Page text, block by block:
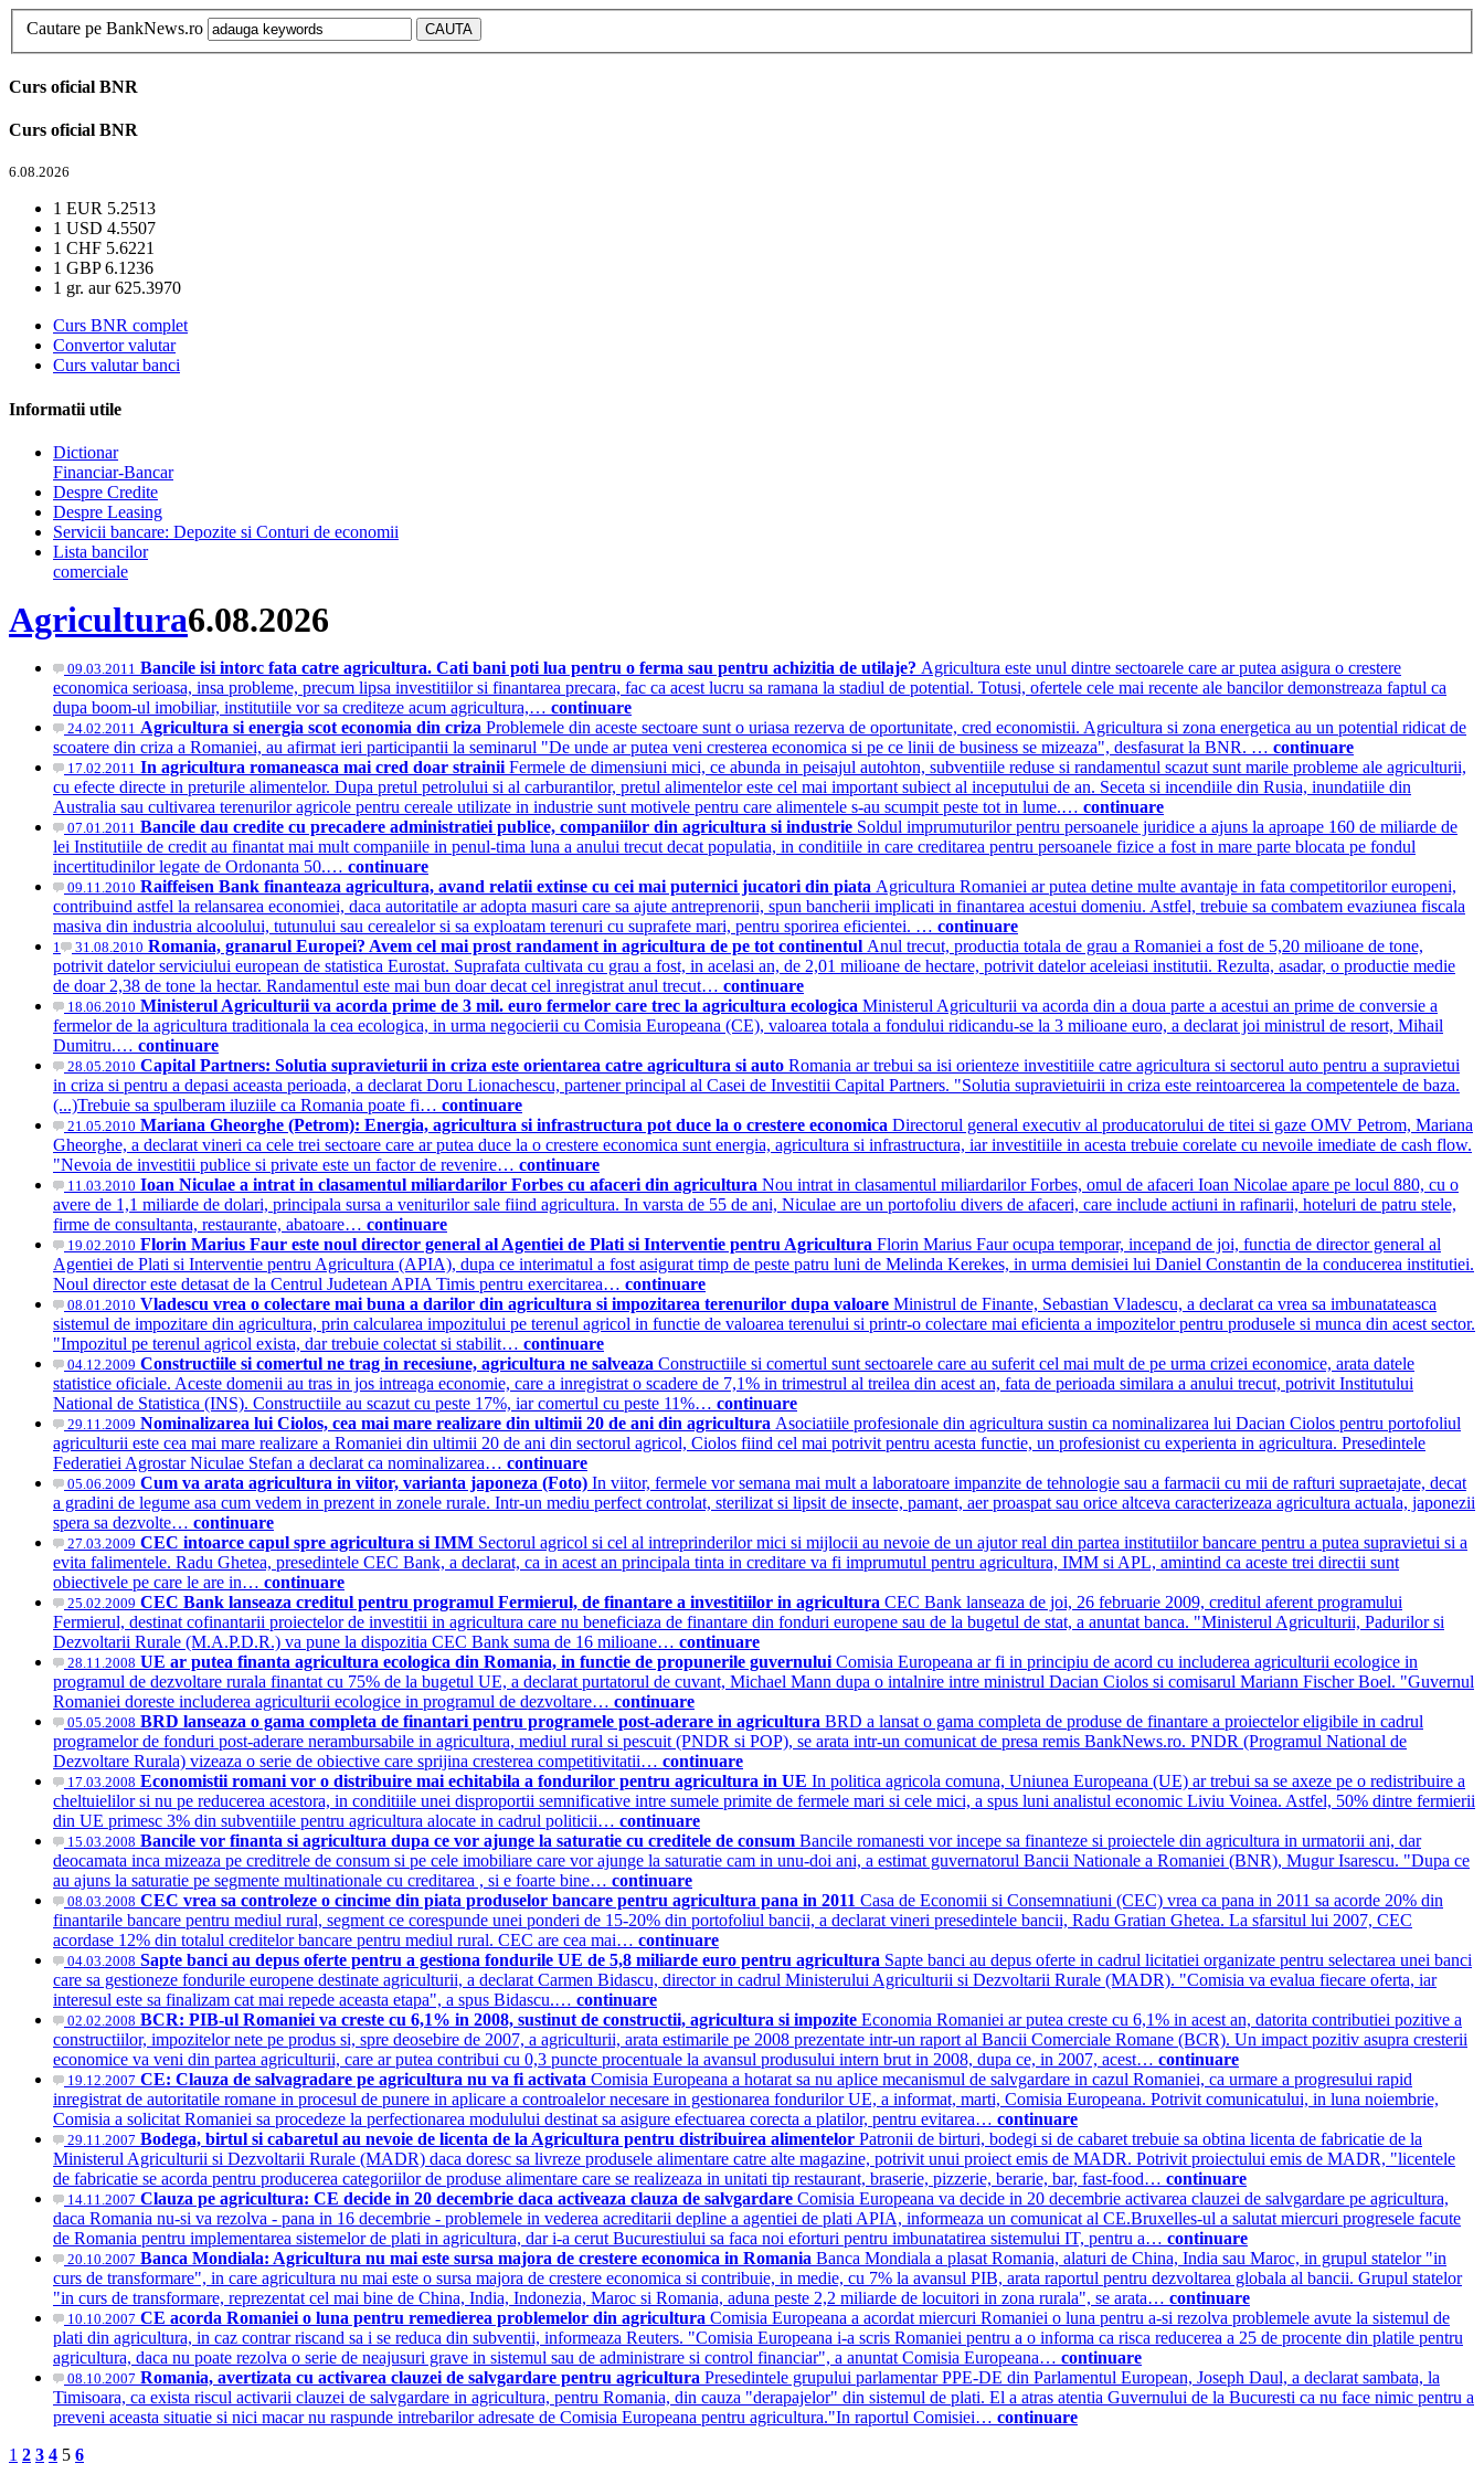
Cautare pe BankNews.ro
Curs oficial BNR
Curs oficial BNR
6.08.2026
1 EUR 5.2513
1 USD 4.5507
1 CHF 5.6221
1 GBP6.1236
1 gr. aur625.3970
Curs BNR complet
Convertor valutar
Curs valutar banci
Informatii utile
Dictionar
Financiar-Bancar
Despre Credite
Despre Leasing
Servicii bancare: Depozite si Conturi de economii
Lista bancilor
comerciale
Agricultura6.08.2026
09.03.2011 Bancile isi intorc fata catre agricultura. Cati bani poti lua pentru o ferma sau pentru achizitia de utilaje? Agricultura este unul dintre sectoarele care ar putea asigura o crestere
economica serioasa, insa probleme, precum lipsa investitiilor si finantarea precara, fac ca acest lucru sa ramana la stadiul de potential. Totusi, ofertele cele mai recente ale bancilor demonstreaza faptul ca
dupa boom-ul imobiliar, institutiile vor sa crediteze acum agricultura,… continuare
24.02.2011 Agricultura si energia scot economia din criza Problemele din aceste sectoare sunt o uriasa rezerva de oportunitate, cred economistii. Agricultura si zona energetica au un potential ridicat de
scoatere din criza a Romaniei, au afirmat ieri participantii la seminarul "De unde ar putea veni cresterea economica si pe ce linii de business se mizeaza", desfasurat la BNR. … continuare
17.02.2011 In agricultura romaneasca mai cred doar strainii Fermele de dimensiuni mici, ce abunda in peisajul autohton, subventiile reduse si randamentul scazut sunt marile probleme ale agriculturii,
cu efecte directe in preturile alimentelor. Dupa pretul petrolului si al carburantilor, pretul alimentelor este cel mai important subiect al inceputului de an. Seceta si incendiile din Rusia, inundatiile din
Australia sau cultivarea terenurilor agricole pentru cereale utilizate in industrie sunt motivele pentru care alimentele s-au scumpit peste tot in lume.… continuare
07.01.2011 Bancile dau credite cu precadere administratiei publice, companiilor din agricultura si industrie Soldul imprumuturilor pentru persoanele juridice a ajuns la aproape 160 de miliarde de
lei Institutiile de credit au finantat mai mult companiile in penul-tima luna a anului trecut decat populatia, in conditiile in care creditarea pentru persoanele fizice a fost in mare parte blocata pe fondul
incertitudinilor legate de Ordonanta 50.… continuare
09.11.2010 Raiffeisen Bank finanteaza agricultura, avand relatii extinse cu cei mai puternici jucatori din piata Agricultura Romaniei ar putea detine multe avantaje in fata competitorilor europeni,
contribuind astfel la relansarea economiei, daca autoritatile ar adopta masuri care sa ajute antreprenorii, spun bancherii implicati in finantarea acestui domeniu. Astfel, trebuie sa combatem evaziunea fiscala
masiva din industria alcoolului, tutunului sau cerealelor si sa exploatam terenuri cu suprafete mari, pentru sporirea eficientei. … continuare
1 31.08.2010 Romania, granarul Europei? Avem cel mai prost randament in agricultura de pe tot continentul Anul trecut, productia totala de grau a Romaniei a fost de 5,20 milioane de tone,
potrivit datelor serviciului european de statistica Eurostat. Suprafata cultivata cu grau a fost, in acelasi an, de 2,01 milioane de hectare, potrivit datelor aceleiasi institutii. Rezulta, asadar, o productie medie
de doar 2,38 de tone la hectar. Randamentul este mai bun doar decat cel inregistrat anul trecut… continuare
18.06.2010 Ministerul Agriculturii va acorda prime de 3 mil. euro fermelor care trec la agricultura ecologica Ministerul Agriculturii va acorda din a doua parte a acestui an prime de conversie a
fermelor de la agricultura traditionala la cea ecologica, in urma negocierii cu Comisia Europeana (CE), valoarea totala a fondului ridicandu-se la 3 milioane euro, a declarat joi ministrul de resort, Mihail
Dumitru.… continuare
28.05.2010 Capital Partners: Solutia supravieturii in criza este orientarea catre agricultura si auto Romania ar trebui sa isi orienteze investitiile catre agricultura si sectorul auto pentru a supravietui
in criza si pentru a depasi aceasta perioada, a declarat Doru Lionachescu, partener principal al Casei de Investitii Capital Partners. "Solutia supravietuirii in criza este reintoarcerea la competentele de baza.
(...)Trebuie sa spulberam iluziile ca Romania poate fi… continuare
21.05.2010 Mariana Gheorghe (Petrom): Energia, agricultura si infrastructura pot duce la o crestere economica Directorul general executiv al producatorului de titei si gaze OMV Petrom, Mariana
Gheorghe, a declarat vineri ca cele trei sectoare care ar putea duce la o crestere economica sunt energia, agricultura si infrastructura, iar investitiile in acesta trebuie corelate cu nevoile imediate de cash flow.
"Nevoia de investitii publice si private este un factor de revenire… continuare
11.03.2010 Ioan Niculae a intrat in clasamentul miliardarilor Forbes cu afaceri din agricultura Nou intrat in clasamentul miliardarilor Forbes, omul de afaceri Ioan Nicolae apare pe locul 880, cu o
avere de 1,1 miliarde de dolari, principala sursa a veniturilor sale fiind agricultura. In varsta de 55 de ani, Niculae are un portofoliu divers de afaceri, care include actiuni in rafinarii, hoteluri de patru stele,
firme de consultanta, restaurante, abatoare… continuare
19.02.2010 Florin Marius Faur este noul director general al Agentiei de Plati si Interventie pentru Agricultura Florin Marius Faur ocupa temporar, incepand de joi, functia de director general al
Agentiei de Plati si Interventie pentru Agricultura (APIA), dupa ce interimatul a fost asigurat timp de peste patru luni de Melinda Kerekes, in urma demisiei lui Daniel Constantin de la conducerea institutiei.
Noul director este detasat de la Centrul Judetean APIA Timis pentru exercitarea… continuare
08.01.2010 Vladescu vrea o colectare mai buna a darilor din agricultura si impozitarea terenurilor dupa valoare Ministrul de Finante, Sebastian Vladescu, a declarat ca vrea sa imbunatateasca
sistemul de impozitare din agricultura, prin calcularea impozitului pe terenul agricol in functie de valoarea terenului si printr-o colectare mai eficienta a impozitelor pentru produsele si munca din acest sector.
"Impozitul pe terenul agricol exista, dar trebuie colectat si stabilit… continuare
04.12.2009 Constructiile si comertul ne trag in recesiune, agricultura ne salveaza Constructiile si comertul sunt sectoarele care au suferit cel mai mult de pe urma crizei economice, arata datele
statistice oficiale. Aceste domenii au tras in jos intreaga economie, care a inregistrat o scadere de 7,1% in trimestrul al treilea din acest an, fata de perioada similara a anului trecut, potrivit Institutului
National de Statistica (INS). Constructiile au scazut cu peste 17%, iar comertul cu peste 11%… continuare
29.11.2009 Nominalizarea lui Ciolos, cea mai mare realizare din ultimii 20 de ani din agricultura Asociatiile profesionale din agricultura sustin ca nominalizarea lui Dacian Ciolos pentru portofoliul
agriculturii este cea mai mare realizare a Romaniei din ultimii 20 de ani din sectorul agricol, Ciolos fiind cel mai potrivit pentru acesta functie, un profesionist cu experienta in agricultura. Presedintele
Federatiei Agrostar Niculae Stefan a declarat ca nominalizarea… continuare
05.06.2009 Cum va arata agricultura in viitor, varianta japoneza (Foto) In viitor, fermele vor semana mai mult a laboratoare impanzite de tehnologie sau a farmacii cu mii de rafturi supraetajate, decat
a gradini de legume asa cum vedem in prezent in zonele rurale. Intr-un mediu perfect controlat, sterilizat si lipsit de insecte, pamant, aer proaspat sau orice altceva caracterizeaza agricultura actuala, japonezii
spera sa dezvolte… continuare
27.03.2009 CEC intoarce capul spre agricultura si IMM Sectorul agricol si cel al intreprinderilor mici si mijlocii au nevoie de un ajutor real din partea institutiilor bancare pentru a putea supravietui si a
evita falimentele. Radu Ghetea, presedintele CEC Bank, a declarat, ca in acest an principala tinta in creditare va fi imprumutul pentru agricultura, IMM si APL, amintind ca aceste trei directii sunt
obiectivele pe care le are in… continuare
25.02.2009 CEC Bank lanseaza creditul pentru programul Fermierul, de finantare a investitiilor in agricultura CEC Bank lanseaza de joi, 26 februarie 2009, creditul aferent programului
Fermierul, destinat cofinantarii proiectelor de investitii in agricultura care nu beneficiaza de finantare din fonduri europene sau de la bugetul de stat, a anuntat banca. "Ministerul Agriculturii, Padurilor si
Dezvoltarii Rurale (M.A.P.D.R.) va pune la dispozitia CEC Bank suma de 16 milioane… continuare
28.11.2008 UE ar putea finanta agricultura ecologica din Romania, in functie de propunerile guvernului Comisia Europeana ar fi in principiu de acord cu includerea agriculturii ecologice in
programul de dezvoltare rurala finantat cu 75% de la bugetul UE, a declarat purtatorul de cuvant, Michael Mann dupa o intalnire intre ministrul Dacian Ciolos si comisarul Mariann Fischer Boel. "Guvernul
Romaniei doreste includerea agriculturii ecologice in programul de dezvoltare… continuare
05.05.2008 BRD lanseaza o gama completa de finantari pentru programele post-aderare in agricultura BRD a lansat o gama completa de produse de finantare a proiectelor eligibile in cadrul
programelor de fonduri post-aderare nerambursabile in agricultura, mediul rural si pescuit (PNDR si POP), se arata intr-un comunicat de presa remis BankNews.ro. PNDR (Programul National de
Dezvoltare Rurala) vizeaza o serie de obiective care sprijina cresterea competitivitatii… continuare
17.03.2008 Economistii romani vor o distribuire mai echitabila a fondurilor pentru agricultura in UE In politica agricola comuna, Uniunea Europeana (UE) ar trebui sa se axeze pe o redistribuire a
cheltuielilor si nu pe reducerea acestora, in conditiile unei disproportii semnificative intre sumele primite de fermele mari si cele mici, a spus luni analistul economic Liviu Voinea. Astfel, 50% dintre fermierii
din UE primesc 3% din subventiile pentru agricultura alocate in cadrul politicii… continuare
15.03.2008 Bancile vor finanta si agricultura dupa ce vor ajunge la saturatie cu creditele de consum Bancile romanesti vor incepe sa finanteze si proiectele din agricultura in urmatorii ani, dar
deocamata inca mizeaza pe creditrele de consum si pe cele imobiliare care vor ajunge la saturatie cam in unu-doi ani, a estimat guvernatorul Bancii Nationale a Romaniei (BNR), Mugur Isarescu. "Dupa ce
au ajuns la saturatie pe segmente multinationale cu creditarea , si e foarte bine… continuare
08.03.2008 CEC vrea sa controleze o cincime din piata produselor bancare pentru agricultura pana in 2011 Casa de Economii si Consemnatiuni (CEC) vrea ca pana in 2011 sa acorde 20% din
finantarile bancare pentru mediul rural, segment ce corespunde unei ponderi de 15-20% din portofoliul bancii, a declarat vineri presedintele bancii, Radu Gratian Ghetea. La sfarsitul lui 2007, CEC
acordase 12% din totalul creditelor bancare pentru mediul rural. CEC are cea mai… continuare
04.03.2008 Sapte banci au depus oferte pentru a gestiona fondurile UE de 5,8 miliarde euro pentru agricultura Sapte banci au depus oferte in cadrul licitatiei organizate pentru selectarea unei banci
care sa gestioneze fondurile europene destinate agriculturii, a declarat Carmen Bidascu, director in cadrul Ministerului Agriculturii si Dezvoltarii Rurale (MADR). "Comisia va evalua fiecare oferta, iar
interesul este sa finalizam cat mai repede aceasta etapa", a spus Bidascu.… continuare
02.02.2008 BCR: PIB-ul Romaniei va creste cu 6,1% in 2008, sustinut de constructii, agricultura si impozite Economia Romaniei ar putea creste cu 6,1% in acest an, datorita contributiei pozitive a
constructiilor, impozitelor nete pe produs si, spre deosebire de 2007, a agriculturii, arata estimarile pe 2008 prezentate intr-un raport al Bancii Comerciale Romane (BCR). Un impact pozitiv asupra cresterii
economice va veni din partea agriculturii, care ar putea contribui cu 0,3 puncte procentuale la avansul produsului intern brut in 2008, dupa ce, in 2007, acest… continuare
19.12.2007 CE: Clauza de salvagradare pe agricultura nu va fi activata Comisia Europeana a hotarat sa nu aplice mecanismul de salvgardare in cazul Romaniei, ca urmare a progresului rapid
inregistrat de autoritatile romane in procesul de punere in aplicare a controalelor necesare in gestionarea fondurilor UE, a informat, marti, Comisia Europeana. Potrivit comunicatului, in luna noiembrie,
Comisia a solicitat Romaniei sa procedeze la perfectionarea modulului destinat sa asigure efectuarea corecta a platilor, pentru evitarea… continuare
29.11.2007 Bodega, birtul si cabaretul au nevoie de licenta de la Agricultura pentru distribuirea alimentelor Patronii de birturi, bodegi si de cabaret trebuie sa obtina licenta de fabricatie de la
Ministerul Agriculturii si Dezvoltarii Rurale (MADR) daca doresc sa livreze produsele alimentare catre alte magazine, potrivit unui proiect emis de MADR. Potrivit proiectului emis de MADR, "licentele
de fabricatie se acorda pentru producerea categoriilor de produse alimentare care se realizeaza in unitati tip restaurant, braserie, pizzerie, berarie, bar, fast-food… continuare
14.11.2007 Clauza pe agricultura: CE decide in 20 decembrie daca activeaza clauza de salvgardare Comisia Europeana va decide in 20 decembrie activarea clauzei de salvgardare pe agricultura,
daca Romania nu-si va rezolva - pana in 16 decembrie - problemele in vederea acreditarii depline a agentiei de plati APIA, informeaza un comunicat al CE.Bruxelles-ul a salutat miercuri progresele facute
de Romania pentru implementarea sistemelor de plati in agricultura, dar i-a cerut Bucurestiului sa faca noi eforturi pentru imbunatatirea sistemului IT, pentru a… continuare
20.10.2007 Banca Mondiala: Agricultura nu mai este sursa majora de crestere economica in Romania Banca Mondiala a plasat Romania, alaturi de China, India sau Maroc, in grupul statelor "in
curs de transformare", in care agricultura nu mai este o sursa majora de crestere economica si contribuie, in medie, cu 7% la avansul PIB, arata raportul pentru dezvoltarea globala al bancii. Grupul statelor
"in curs de transformare, reprezentat cel mai bine de China, India, Indonezia, Maroc si Romania, aduna peste 2,2 miliarde de locuitori in zona rurala", se arata… continuare
10.10.2007 CE acorda Romaniei o luna pentru remedierea problemelor din agricultura Comisia Europeana a acordat miercuri Romaniei o luna pentru a-si rezolva problemele avute la sistemul de
plati din agricultura, in caz contrar riscand sa i se reduca din subventii, informeaza Reuters. "Comisia Europeana i-a scris Romaniei pentru a o informa ca risca reducerea a 25 de procente din platile pentru
agricultura, daca nu poate rezolva o serie de neajusuri grave in sistemul sau de administrare si control financiar", a anuntat Comisia Europeana… continuare
08.10.2007 Romania, avertizata cu activarea clauzei de salvgardare pentru agricultura Presedintele grupului parlamentar PPE-DE din Parlamentul European, Joseph Daul, a declarat sambata, la
Timisoara, ca exista riscul activarii clauzei de salvgardare in agricultura, pentru Romania, din cauza "derapajelor" din sistemul de plati. El a atras atentia Guvernului de la Bucuresti ca nu face nimic pentru a
preveni aceasta situatie si nici macar nu raspunde intrebarilor adresate de Comisia Europeana pentru agricultura."In raportul Comisiei… continuare
1 2 3 4 5 6